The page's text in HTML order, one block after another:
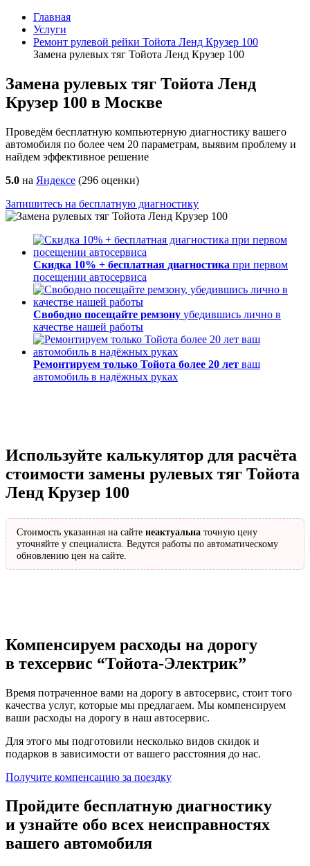
Главная
Услуги
Ремонт рулевой рейки Тойота Ленд Крузер 100
Замена рулевых тяг Тойота Ленд Крузер 100
Замена рулевых тяг Тойота Ленд
Крузер 100 в Москве
Проведём бесплатную компьютерную диагностику вашего
автомобиля по более чем 20 параметрам, выявим проблему и
найдем эффективное решение
5.0 на Яндексе (296 оценки)
Запишитесь на бесплатную диагностику
Скидка 10% + бесплатная диагностика при первом
посещении автосервиса
Свободно посещайте ремзону убедившись лично в
качестве нашей работы
Ремонтируем только Тойота более 20 лет ваш
автомобиль в надёжных руках
Используйте калькулятор для расчёта
стоимости замены рулевых тяг Тойота
Ленд Крузер 100
Стоимость указанная на сайте неактуальна точную цену
уточняйте у специалиста. Ведутся работы по автоматическому
обновлению цен на сайте.
Компенсируем расходы на дорогу
в техсервис “Тойота-Электрик”
Время потраченное вами на дорогу в автосервис, стоит того
качества услуг, которые мы предлагаем. Мы компенсируем
ваши расходы на дорогу в наш автосервис.
Для этого мы подготовили несколько видов скидок и
подарков в зависимости от вашего расстояния до нас.
Получите компенсацию за поездку
Пройдите бесплатную диагностику
и узнайте обо всех неисправностях
вашего автомобиля